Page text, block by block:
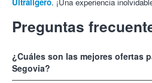
Ultraligero. ¡Una experiencia
Preguntas
¿Cuáles son las mejores ofertas
Segovia?